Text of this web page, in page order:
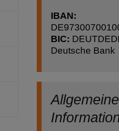
IBAN:
BIC:
Deutsche Bank
Allgemeine